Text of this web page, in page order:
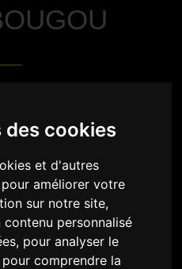
des cookies
et d'autres
améliorer votre
sur notre site,
personnalisé
pour analyser le
comprendre la